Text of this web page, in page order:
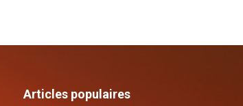
Articles populaires